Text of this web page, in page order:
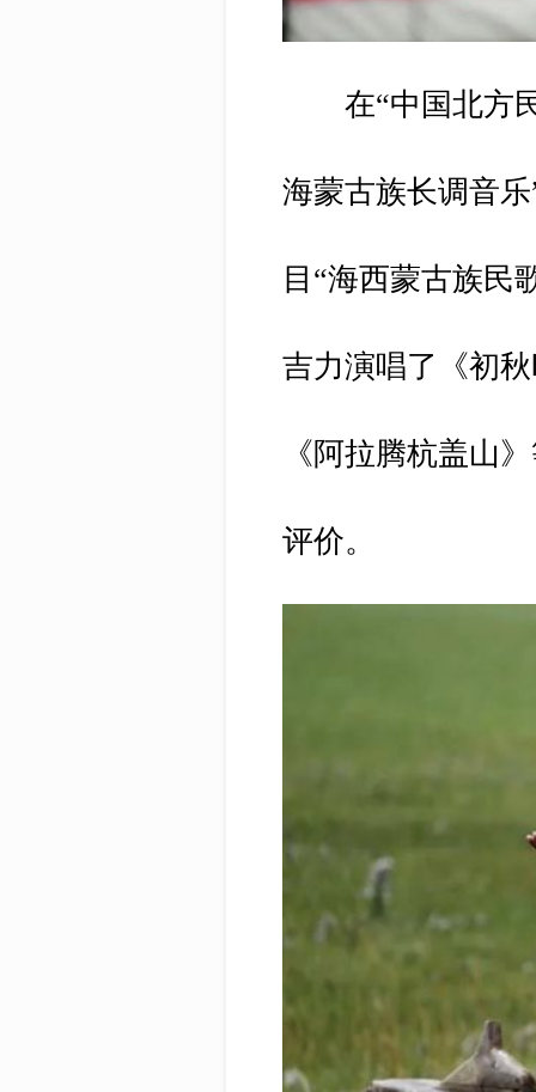
在“中国北方
海蒙古族长调音
目“海西蒙古族民
吉力演唱了《初
《阿拉腾杭盖山
评价。